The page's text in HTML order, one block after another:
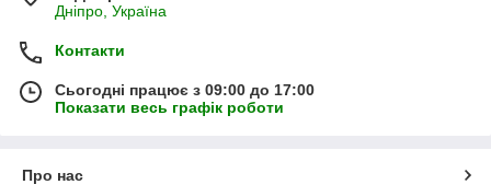
Дніпро, Україна
Контакти
Сьогодні працює з 09:00 до 17:00
Показати весь графік роботи
Про нас